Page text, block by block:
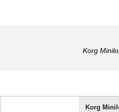
Korg
Korg